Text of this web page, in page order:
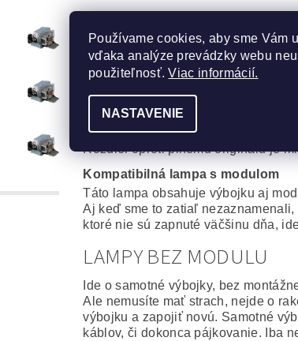
To najlepšie, čo môžete svojmu
Projektor bude povýmene ako
Maximálna spoľahlivosť a výdrž bez
Generická lampa vrátane modulu
Veľmi dobré riešenie, za výhodnú
Phoenix, Iwasaki, Matsushita,
Rozdiel oproti plnému originálu je
Kompatibilná lampa s modulom
Táto lampa obsahuje výbojku aj
Aj keď sme to zatiaľ
ktoré nie sú zapnuté väčšinu dňa,
LAMPY BEZ MODULU
Ide o samotné výbojky, bez
Ale nemusíte mať strach, nejde o
výbojku a zapojiť novú. Samotné
káblov, či dokonca pájkovanie. Iba
Používame cookies, aby sme Vám
vďaka analýze prevádzky webu
použiteľnosť.Viac informácií.
NASTAVENIE